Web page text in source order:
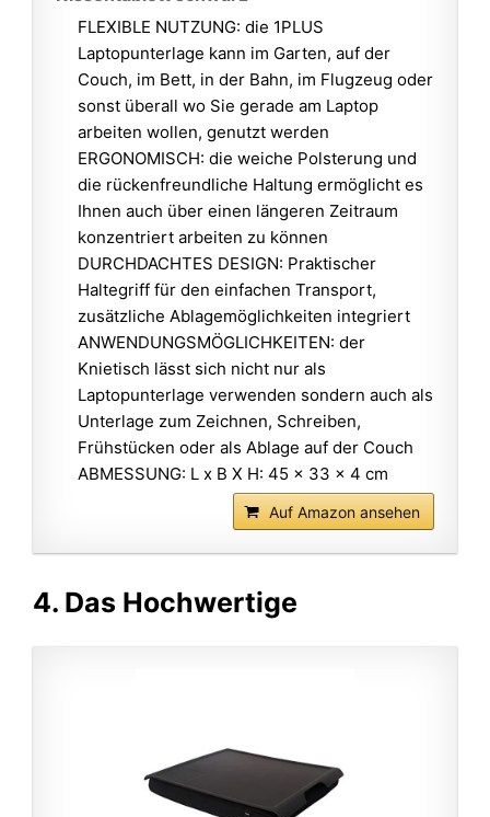
FLEXIBLE NUTZUNG: die 1PLUS
Laptopunterlage kann im Garten, auf der
Couch, im Bett, in der Bahn, im Flugzeug oder
sonst überall wo Sie gerade am Laptop
arbeiten wollen, genutzt werden
ERGONOMISCH: die weiche Polsterung und
die rückenfreundliche Haltung ermöglicht es
Ihnen auch über einen längeren Zeitraum
konzentriert arbeiten zu können
DURCHDACHTES DESIGN: Praktischer
Haltegriff für den einfachen Transport,
zusätzliche Ablagemöglichkeiten integriert
ANWENDUNGSMÖGLICHKEITEN: der
Knietisch lässt sich nicht nur als
Laptopunterlage verwenden sondern auch als
Unterlage zum Zeichnen, Schreiben,
Frühstücken oder als Ablage auf der Couch
ABMESSUNG: L x B X H: 45 x 33 x 4 cm
Auf Amazon ansehen
4. Das Hochwertige